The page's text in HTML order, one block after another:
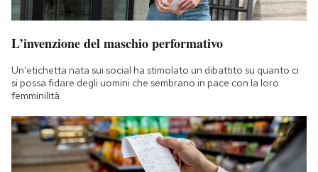
L’invenzione del maschio performativo
Un'etichetta nata sui social ha stimolato un dibattito su quanto ci
si possa fidare degli uomini che sembrano in pace con la loro
femminilità